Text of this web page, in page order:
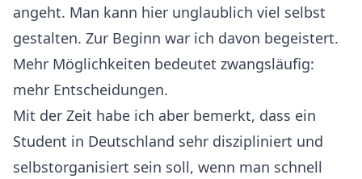
angeht. Man kann hier unglaublich viel selbst
gestalten. Zur Beginn war ich davon begeistert.
Mehr Möglichkeiten bedeutet zwangsläufig:
mehr Entscheidungen.
Mit der Zeit habe ich aber bemerkt, dass ein
Student in Deutschland sehr diszipliniert und
selbstorganisiert sein soll, wenn man schnell